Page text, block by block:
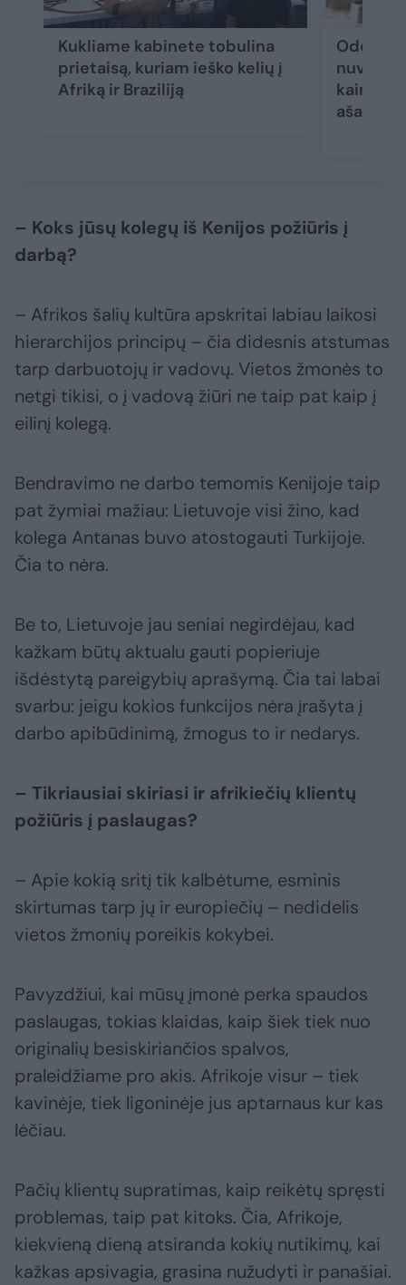
Kukliame kabinete tobulina
prietaisą, kuriam ieško kelių į
Afriką ir Braziliją
nuvedė
kaimą:
ašarų
– Koks jūsų kolegų iš Kenijos požiūris į
darbą?
– Afrikos šalių kultūra apskritai labiau laikosi
hierarchijos principų – čia didesnis atstumas
tarp darbuotojų ir vadovų. Vietos žmonės to
netgi tikisi, o į vadovą žiūri ne taip pat kaip į
eilinį kolegą.
Bendravimo ne darbo temomis Kenijoje taip
pat žymiai mažiau: Lietuvoje visi žino, kad
kolega Antanas buvo atostogauti Turkijoje.
Čia to nėra.
Be to, Lietuvoje jau seniai negirdėjau, kad
kažkam būtų aktualu gauti popieriuje
išdėstytą pareigybių aprašymą. Čia tai labai
svarbu: jeigu kokios funkcijos nėra įrašyta į
darbo apibūdinimą, žmogus to ir nedarys.
– Tikriausiai skiriasi ir afrikiečių klientų
požiūris į paslaugas?
– Apie kokią sritį tik kalbėtume, esminis
skirtumas tarp jų ir europiečių – nedidelis
vietos žmonių poreikis kokybei.
Pavyzdžiui, kai mūsų įmonė perka spaudos
paslaugas, tokias klaidas, kaip šiek tiek nuo
originalių besiskiriančios spalvos,
praleidžiame pro akis. Afrikoje visur – tiek
kavinėje, tiek ligoninėje jus aptarnaus kur kas
lėčiau.
Pačių klientų supratimas, kaip reikėtų spręsti
problemas, taip pat kitoks. Čia, Afrikoje,
kiekvieną dieną atsiranda kokių nutikimų, kai
kažkas apsivagia, grasina nužudyti ir panašiai.